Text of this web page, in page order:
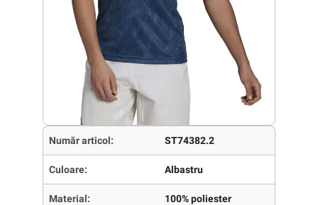
Număr articol: ST74382.2
Culoare: Albastru
Material: 100% poliester